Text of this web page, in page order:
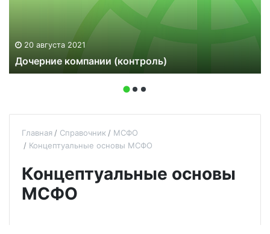
20 августа 2021
Дочерние компании (контроль)
Главная Справочник
МСФО
Концептуальные основы МСФО
Концептуальные основы
МСФО